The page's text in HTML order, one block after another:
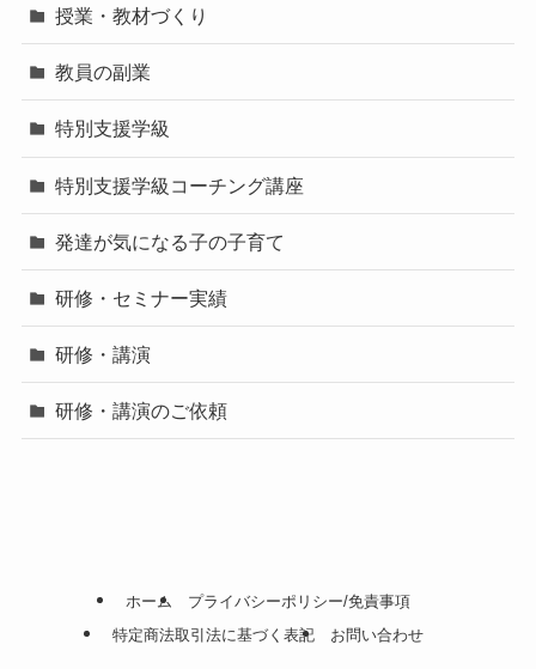
授業・教材づくり
教員の副業
特別支援学級
特別支援学級コーチング講座
発達が気になる子の子育て
研修・セミナー実績
研修・講演
研修・講演のご依頼
ホーム
プライバシーポリシー/免責事項
特定商法取引法に基づく表記
お問い合わせ